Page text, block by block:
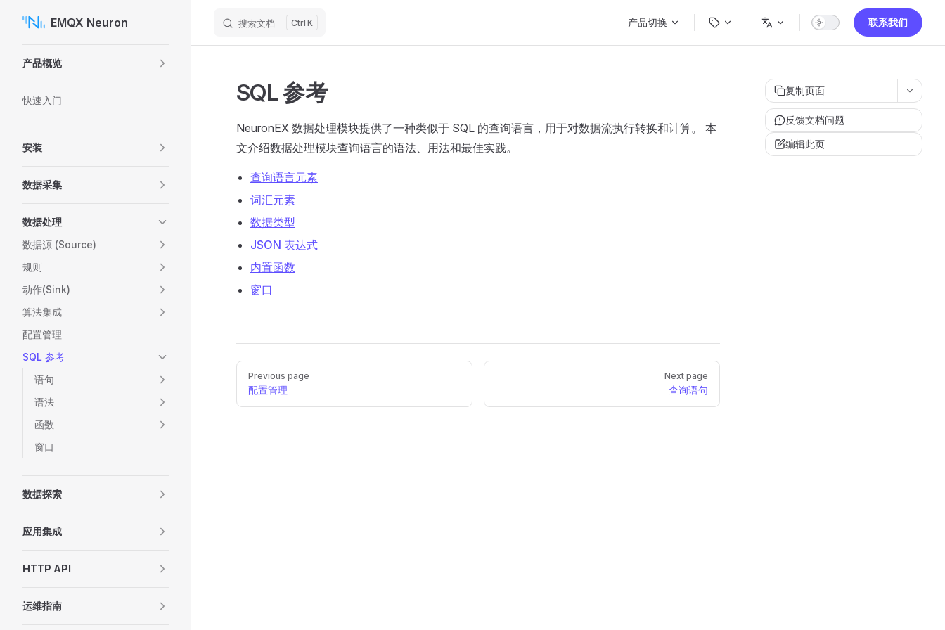
Skip to contentEMQX Neuron 搜索文档 K 产品切换 联系我们
产品概览
快速入门
安装
数据采集
数据处理
数据源 (Source)
规则
动作(Sink)
算法集成
配置管理
SQL 参考
语句
语法
函数
窗口
数据探索
应用集成
HTTP API
运维指南
复制页面
反馈文档问题
编辑此页
SQL 参考
NeuronEX 数据处理模块提供了一种类似于 SQL 的查询语言，用于对数据流执行转换和计算。 本
文介绍数据处理模块查询语言的语法、用法和最佳实践。
查询语言元素
词汇元素
数据类型
JSON 表达式
内置函数
窗口
Pager
Previous page
配置管理
Next page
查询语句